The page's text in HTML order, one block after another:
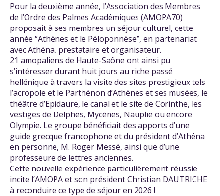
Pour la deuxième année, l’Association des Membres
de l’Ordre des Palmes Académiques (AMOPA70)
proposait à ses membres un séjour culturel, cette
année “Athènes et le Péloponnèse”, en partenariat
avec Athéna, prestataire et organisateur.
21 amopaliens de Haute-Saône ont ainsi pu
s’intéresser durant huit jours au riche passé
hellénique à travers la visite des sites prestigieux tels
l’acropole et le Parthénon d’Athènes et ses musées, le
théâtre d’Epidaure, le canal et le site de Corinthe, les
vestiges de Delphes, Mycènes, Nauplie ou encore
Olympie. Le groupe bénéficiait des apports d’une
guide grecque francophone et du président d’Athéna
en personne, M. Roger Messé, ainsi que d’une
professeure de lettres anciennes.
Cette nouvelle expérience particulièrement réussie
incite l’AMOPA et son président Christian DAUTRICHE
à reconduire ce type de séjour en 2026 !